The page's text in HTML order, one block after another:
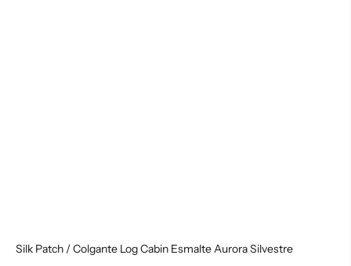
Silk Patch / Colgante Log Cabin Esmalte Aurora Silvestre